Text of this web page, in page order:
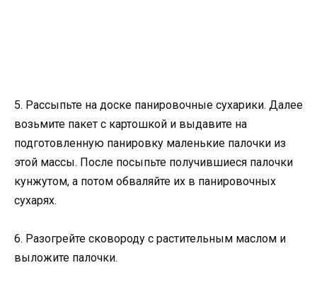
5. Рассыпьте на доске панировочные сухарики. Далее
возьмите пакет с картошкой и выдавите на
подготовленную панировку маленькие палочки из
этой массы. После посыпьте получившиеся палочки
кунжутом, а потом обваляйте их в панировочных
сухарях.
6. Разогрейте сковороду с растительным маслом и
выложите палочки.